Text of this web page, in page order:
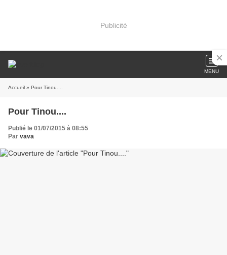
Publicité
MENU
Accueil » Pour Tinou....
Pour Tinou....
Publié le 01/07/2015 à 08:55
Par vava